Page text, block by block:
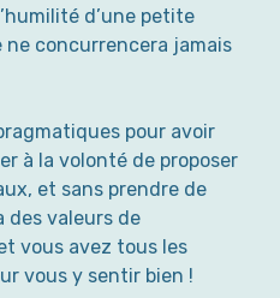
d’une petite
concurrencera jamais
pour avoir
à la volonté de proposer
et sans prendre de
des valeurs de
vous avez tous les
vous y sentir bien !